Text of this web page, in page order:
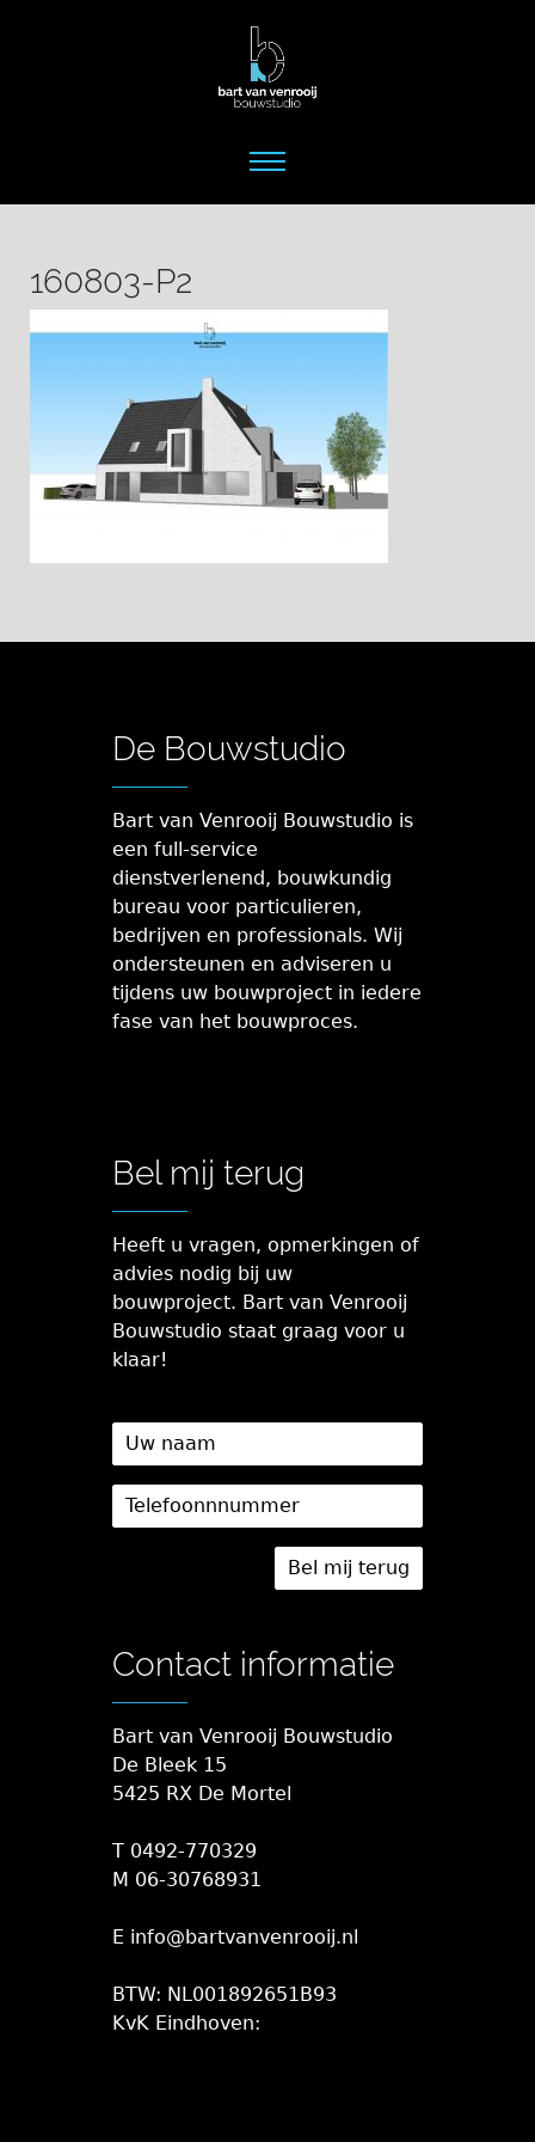
160803-P2
De Bouwstudio
Bart van Venrooij Bouwstudio is
een full-service
dienstverlenend, bouwkundig
bureau voor particulieren,
bedrijven en professionals. Wij
ondersteunen en adviseren u
tijdens uw bouwproject in iedere
fase van het bouwproces.
Bel mij terug
Heeft u vragen, opmerkingen of
advies nodig bij uw
bouwproject. Bart van Venrooij
Bouwstudio staat graag voor u
klaar!
Contact informatie
Bart van Venrooij Bouwstudio
De Bleek 15
5425 RX De Mortel
T 0492-770329
M 06-30768931
E info@bartvanvenrooij.nl
BTW: NL001892651B93
KvK Eindhoven: